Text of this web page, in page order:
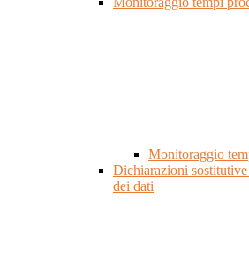
Monitoraggio
Dichiarazioni
dei dati